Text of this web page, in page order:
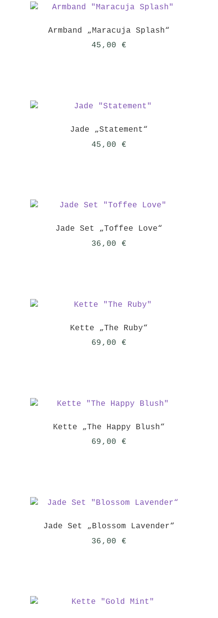
Armband „Maracuja Splash“
45,00 €
Jade „Statement“
45,00 €
Jade Set „Toffee Love“
36,00 €
Kette „The Ruby“
69,00 €
Kette „The Happy Blush“
69,00 €
Jade Set „Blossom Lavender“
36,00 €